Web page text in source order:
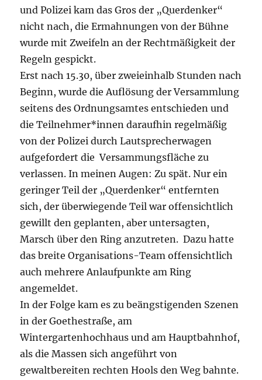
und Polizei kam das Gros der „Querdenker“
nicht nach, die Ermahnungen von der Bühne
wurde mit Zweifeln an der Rechtmäßigkeit der
Regeln gespickt.
Erst nach 15.30, über zweieinhalb Stunden nach
Beginn, wurde die Auflösung der Versammlung
seitens des Ordnungsamtes entschieden und
die Teilnehmer*innen daraufhin regelmäßig
von der Polizei durch Lautsprecherwagen
aufgefordert die Versammungsfläche zu
verlassen. In meinen Augen: Zu spät. Nur ein
geringer Teil der „Querdenker“ entfernten
sich, der überwiegende Teil war offensichtlich
gewillt den geplanten, aber untersagten,
Marsch über den Ring anzutreten. Dazu hatte
das breite Organisations-Team offensichtlich
auch mehrere Anlaufpunkte am Ring
angemeldet.
In der Folge kam es zu beängstigenden Szenen
in der Goethestraße, am
Wintergartenhochhaus und am Hauptbahnhof,
als die Massen sich angeführt von
gewaltbereiten rechten Hools den Weg bahnte.